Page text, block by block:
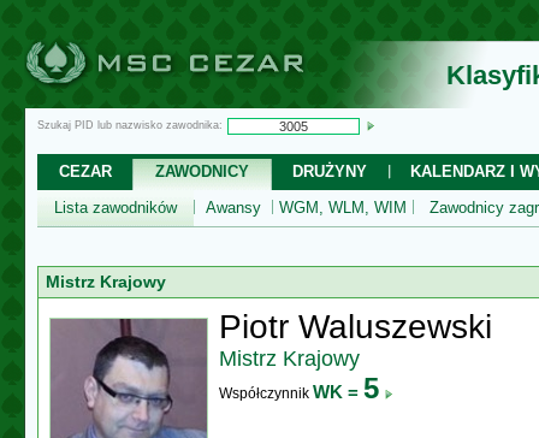
Szukaj PID lub nazwisko zawodnika:
CEZAR ZAWODNICY DRUŻYNY
KALENDARZ I
Lista zawodników
Awansy WGM, WLM, WIM Zawodnicy
Mistrz Krajowy
Piotr Waluszewski
Mistrz Krajowy
Współczynnik WK = 5